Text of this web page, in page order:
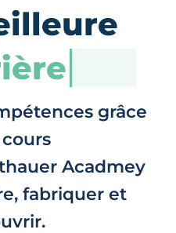
grâce
Acadmey
fabriquer et